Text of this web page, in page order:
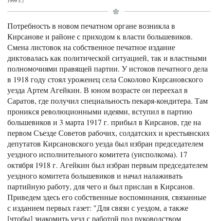
Потребность в новом печатном органе возникла в
Кирсанове и районе с приходом к власти большевиков.
Смена листовок на собственное печатное издание
диктовалась как политической ситуацией, так и властными
полномочиями правящей партии. У истоков печатного дела
в 1918 году стоял уроженец села Соколово Кирсановского
уезда Артем Агейкин. В юном возрасте он переехал в
Саратов, где получил специальность пекаря-кондитера. Там
проникся революционными идеями, вступил в партию
большевиков и 3 марта 1917 г. прибыл в Кирсанов, где на
первом Съезде Советов рабочих, солдатских и крестьянских
депутатов Кирсановского уезда был избран председателем
уездного исполнительного комитета (уисполкома). 17
октября 1918 г. Агейкин был избран первым председателем
уездного комитета большевиков и начал налаживать
партийную работу, для чего и был прислан в Кирсанов.
Приведем здесь его собственные воспоминания, связанные
с изданием первых газет: "Для связи с уездом, а также
[чтобы] знакомить уезд с работой под руководством